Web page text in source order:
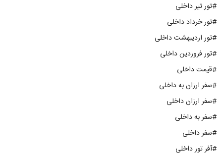
#تور تیر داخلی
#تور خرداد داخلی
#تور اردیبهشت داخلی
#تور فروردین داخلی
#قیمت داخلی
#سفر ارزان به داخلی
#سفر ارزان داخلی
#سفر به داخلی
#سفر داخلی
#آفر تور داخلی